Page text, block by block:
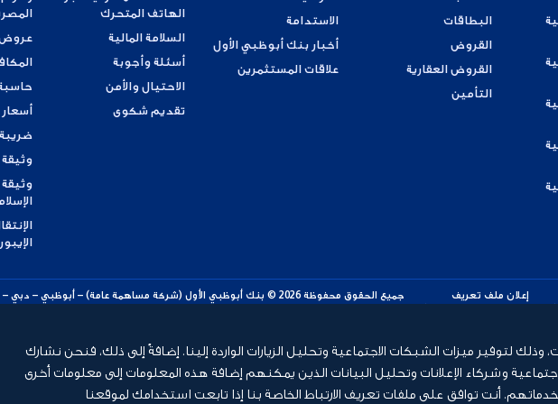
لتوفير ميزات الشبكات الاجتماعية وتحليل الزيارات الواردة إلينا. إضافةً إلى ذلك، فنحن نشارك
وشركاء الإعلانات وتحليل البيانات الذين يمكنهم إضافة هذه المعلومات إلى معلومات أخرى
أنت توافق على ملفات تعريف الارتباط الخاصة بنا إذا تابعت استخدامك لموقعنا
البطاقات
القروض
القروض العقارية
التأمين
الاستدامة
أخبار بنك أبوظبي الأول
علاقات المستثمرين
الهاتف المتحرك
السلامة المالية
أسئلة وأجوبة
الاحتيال والأمن
تقديم شكوى
عروض
أسعار
إعلان ملف تعريف
الارتباط
جميع الحقوق محفوظة 2026 © بنك أبوظبي الأول (شركة مساهمة عامة) – أبوظبي –
المتحدة